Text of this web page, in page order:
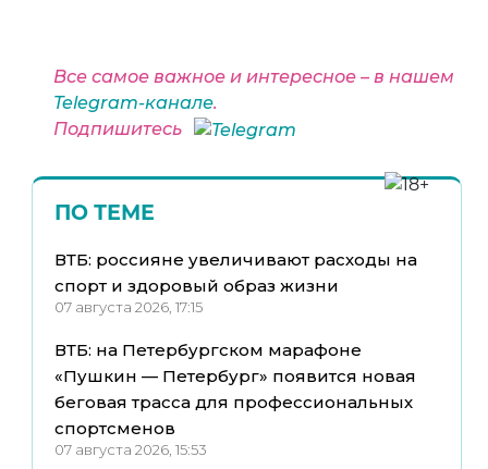
Все самое важное и интересное – в нашем
Telegram-канале.
Подпишитесь
ПО ТЕМЕ
ВТБ: россияне увеличивают расходы на
спорт и здоровый образ жизни
07 августа 2026, 17:15
ВТБ: на Петербургском марафоне
«Пушкин — Петербург» появится новая
беговая трасса для профессиональных
спортсменов
07 августа 2026, 15:53